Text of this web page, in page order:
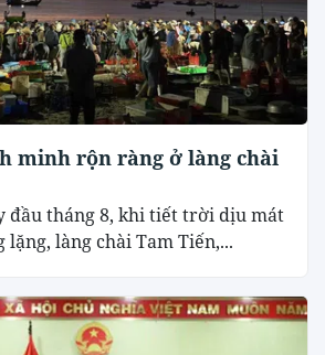
minh rộn ràng ở làng chài
đầu tháng 8, khi tiết trời dịu mát
lặng, làng chài Tam Tiến,...